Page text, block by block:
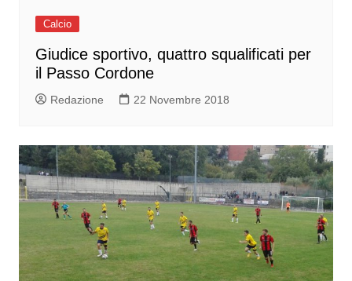
Calcio
Giudice sportivo, quattro squalificati per
il Passo Cordone
Redazione 22 Novembre 2018